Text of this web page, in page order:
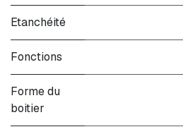
Etanchéité
Fonctions
Forme du
boitier